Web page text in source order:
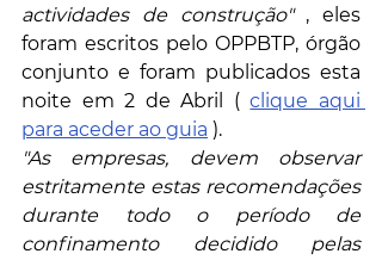
actividades de construção" , eles
foram escritos pelo OPPBTP, órgão
conjunto e foram publicados esta
noite em 2 de Abril ( clique aqui
para aceder ao guia ).
"As empresas, devem observar
estritamente estas recomendações
durante todo o período de
confinamento decidido pelas